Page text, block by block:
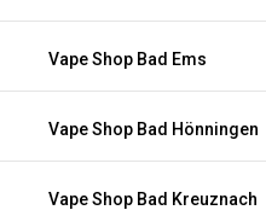
Vape Shop Bad Ems
Vape Shop Bad Hönningen
Vape Shop Bad Kreuznach